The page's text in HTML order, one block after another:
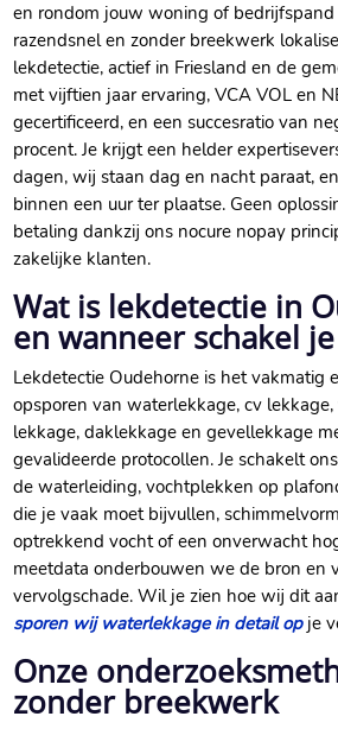
en rondom jouw woning of
razendsnel en zonder breekwerk
lekdetectie, actief in Friesland en de
met vijftien jaar ervaring, VCA VOL en
gecertificeerd, en een succesratio van
procent. Je krijgt een helder
dagen, wij staan dag en nacht paraat,
binnen een uur ter plaatse. Geen
betaling dankzij ons nocure nopay
zakelijke klanten.
Wat is lekdetectie in
en wanneer schakel
Lekdetectie Oudehorne is het vakmatig
opsporen van waterlekkage, cv
lekkage, daklekkage en gevellekkage
gevalideerde protocollen. Je schakelt
de waterleiding, vochtplekken op
die je vaak moet bijvullen,
optrekkend vocht of een onverwacht
meetdata onderbouwen we de bron en
vervolgschade. Wil je zien hoe wij dit
sporen wij waterlekkage in detail opje
Onze
zonder breekwerk